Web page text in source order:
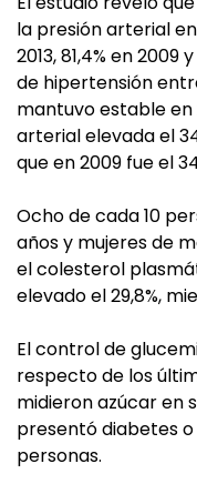
la presión arterial
2013, 81,4% en 2009
de hipertensión
mantuvo estable en
arterial elevada el
que en 2009 fue el
Ocho de cada 10
años y mujeres de
el colesterol
elevado el 29,8%,
El control de
respecto de los
midieron azúcar en
presentó diabetes o
personas.